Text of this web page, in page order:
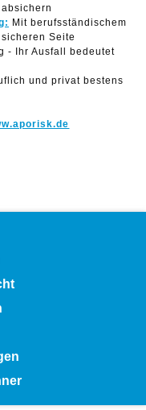
Mit berufsständischem
Seite
- Ihr Ausfall bedeutet
und privat bestens